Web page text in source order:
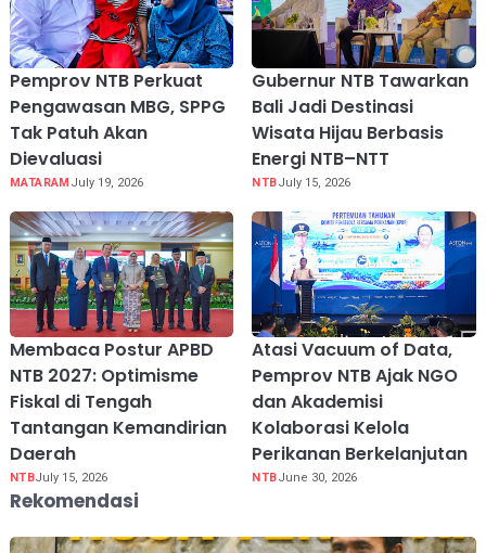
Pemprov NTB Perkuat
Pengawasan MBG, SPPG
Tak Patuh Akan
Dievaluasi
MATARAM July 19, 2026
Gubernur NTB Tawarkan
Bali Jadi Destinasi
Wisata Hijau Berbasis
Energi NTB–NTT
NTBJuly 15, 2026
Membaca Postur APBD
NTB 2027: Optimisme
Fiskal di Tengah
Tantangan Kemandirian
Daerah
NTBJuly 15, 2026
Atasi Vacuum of Data,
Pemprov NTB Ajak NGO
dan Akademisi
Kolaborasi Kelola
Perikanan Berkelanjutan
NTBJune 30, 2026
Rekomendasi